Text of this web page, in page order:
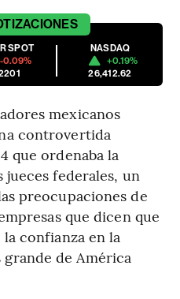
SPOT
-0.09%
NASDAQ
+0.19%
26,412.62
mexicanos
controvertida
que ordenaba la
federales, un
preocupaciones de
que dicen que
confianza en la
de América